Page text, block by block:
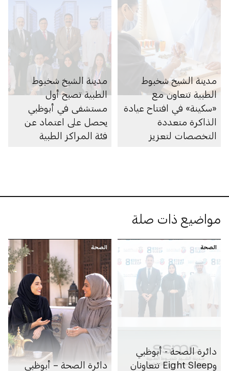
مدينة الشيخ شخبوط
الطبية تتعاون مع
«سكينة» في افتتاح عيادة
الذاكرة متعددة
التخصصات لتعزيز
مدينة الشيخ شخبوط
الطبية تصبح أول
مستشفى في أبوظبي
يحصل على اعتماد عن
فئة المراكز الطبية
مواضيع ذات صلة
الصحة
دائرة الصحة - أبوظبي
وEight Sleep تتعاونان
الصحة
دائرة الصحة – أبوظبي